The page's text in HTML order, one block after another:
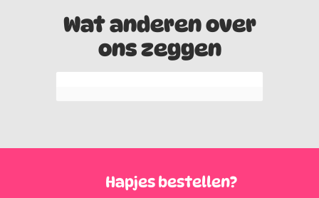
Wat anderen over
ons zeggen
Hapjes bestellen?